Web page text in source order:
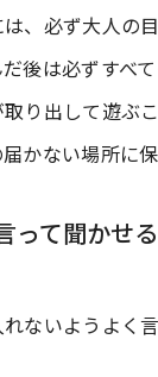
、必ず大人の
後は必ずすべ
り出して遊ぶ
かない場所に保
って聞かせる
ないようよく